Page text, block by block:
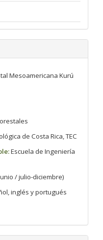
Mesoamericana Kurú
de Costa Rica, TEC
Escuela de Ingeniería
/ julio-diciembre)
inglés y portugués